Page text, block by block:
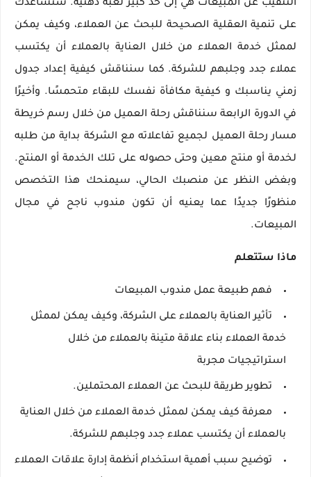
التنقيب عن المبيعات هي إلى حد كبير لعبة ذهنية. سنساعدك
على تنمية العقلية الصحيحة للبحث عن العملاء، وكيف يمكن
لممثل خدمة العملاء من خلال العناية بالعملاء أن يكتسب
عملاء جدد وجلبهم للشركة. كما سنناقش كيفية إعداد جدول
زمني يناسبك و كيفية مكافأة نفسك للبقاء متحمسًا. وأخيرًا
في الدورة الرابعة سنناقش رحلة العميل من خلال رسم خريطة
مسار رحلة العميل لجميع تفاعلاته مع الشركة بداية من طلبه
لخدمة أو منتج معين وحتى حصوله على تلك الخدمة أو المنتج.
وبغض النظر عن منصبك الحالي، سيمنحك هذا التخصص
منظورًا جديدًا عما يعنيه أن تكون مندوب ناجح في مجال
المبيعات.
ماذا ستتعلم
فهم طبيعة عمل مندوب المبيعات
تأثير العناية بالعملاء على الشركة، وكيف يمكن لممثل
خدمة العملاء بناء علاقة متينة بالعملاء من خلال
استراتيجيات مجربة
تطوير طريقة للبحث عن العملاء المحتملين.
معرفة كيف يمكن لممثل خدمة العملاء من خلال العناية
بالعملاء أن يكتسب عملاء جدد وجلبهم للشركة.
توضيح سبب أهمية استخدام أنظمة إدارة علاقات العملاء